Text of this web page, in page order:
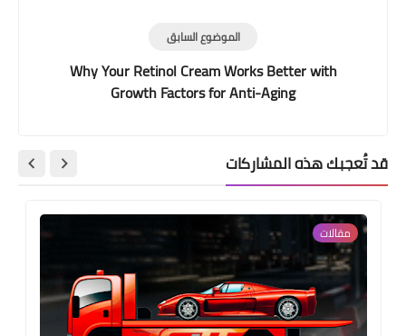
الموضوع السابق
Why Your Retinol Cream Works Better with
Growth Factors for Anti-Aging
قد تُعجبك هذه المشاركات
مقالات